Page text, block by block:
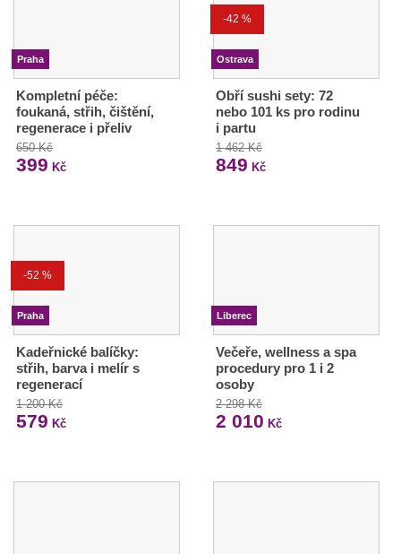
Praha
Kompletní péče:
foukaná, střih, čištění,
regenerace i přeliv
650 Kč
399 Kč
-42 %
Ostrava
Obří sushi sety: 72
nebo 101 ks pro rodinu
i partu
1 462 Kč
849 Kč
-52 %
Praha
Kadeřnické balíčky:
střih, barva i melír s
regenerací
1 200 Kč
579 Kč
Liberec
Večeře, wellness a spa
procedury pro 1 i 2
osoby
2 298 Kč
2 010 Kč